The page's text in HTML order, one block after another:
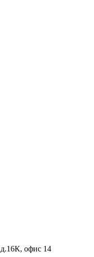
д.16К, офис 14